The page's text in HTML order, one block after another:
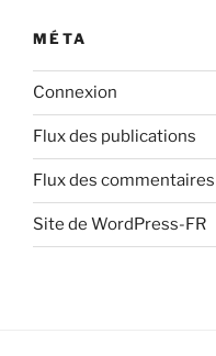
MÉTA
Connexion
Flux des publications
Flux des commentaires
Site de WordPress-FR